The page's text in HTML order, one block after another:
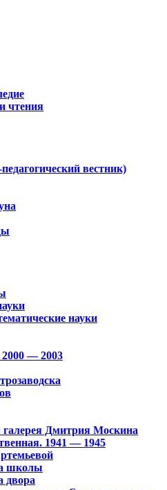
чтения
вестник)
науки
— 2003
галерея Дмитрия Москина
1941 — 1945
школы
двора